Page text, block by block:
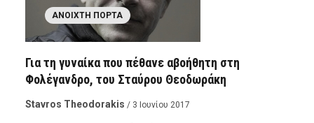
ΑΝΟΙΧΤΉ ΠΌΡΤΑ
Για τη γυναίκα που πέθανε αβοήθητη στη
Φολέγανδρο, του Σταύρου Θεοδωράκη
Stavros Theodorakis / 3 Ιουνίου 2017